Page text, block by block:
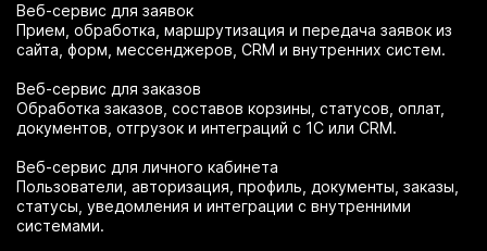
Веб-сервис для заявок
Прием, обработка, маршрутизация и передача заявок из
сайта, форм, мессенджеров, CRM и внутренних систем.
Веб-сервис для заказов
Обработка заказов, составов корзины, статусов, оплат,
документов, отгрузок и интеграций с 1С или CRM.
Веб-сервис для личного кабинета
Пользователи, авторизация, профиль, документы, заказы,
статусы, уведомления и интеграции с внутренними
системами.